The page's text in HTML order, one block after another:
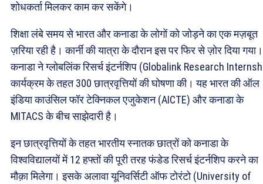
शोधकर्ता मिलकर काम कर सकेंगे।
शिक्षा लंबे समय से भारत और कनाडा के लोगों को जोड़ने का एक मज़बूत
ज़रिया रही है। कार्नी की यात्रा के दौरान इस पर फिर से ज़ोर दिया गया।
कनाडा ने ग्लोबलिंक रिसर्च इंटर्नशिप (Globalink Research
कार्यक्रम के तहत 300 छात्रवृत्तियों की घोषणा की। यह भारत की ऑल
इंडिया काउंसिल फॉर टेक्निकल एजुकेशन (AICTE) और कनाडा के
MITACS के बीच साझेदारी है।
इन छात्रवृत्तियों के तहत भारतीय स्नातक छात्रों को कनाडा के
विश्वविद्यालयों में 12 हफ्तों की पूरी तरह फंडेड रिसर्च इंटर्नशिप करने का
मौक़ा मिलेगा। इसके अलावा यूनिवर्सिटी ऑफ टोरंटो (University of